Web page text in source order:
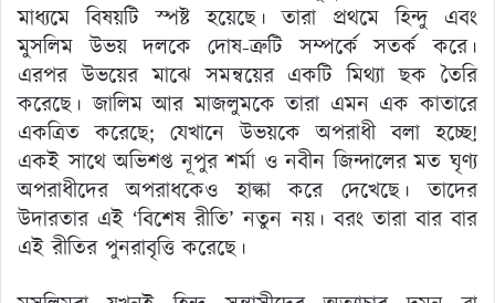
মাধ্যমে বিষয়টি স্পষ্ট হয়েছে। তারা প্রথমে হিন্দু এবং
মুসলিম উভয় দলকে দোষ-ত্রুটি সম্পর্কে সতর্ক করে।
এরপর উভয়ের মাঝে সমন্বয়ের একটি মিথ্যা ছক তৈরি
করেছে। জালিম আর মাজলুমকে তারা এমন এক কাতারে
একত্রিত করেছে; যেখানে উভয়কে অপরাধী বলা হচ্ছে!
একই সাথে অভিশপ্ত নূপুর শর্মা ও নবীন জিন্দালের মত ঘৃণ্য
অপরাধীদের অপরাধকেও হাল্কা করে দেখেছে। তাদের
উদারতার এই ‘বিশেষ রীতি’ নতুন নয়। বরং তারা বার বার
এই রীতির পুনরাবৃত্তি করেছে।